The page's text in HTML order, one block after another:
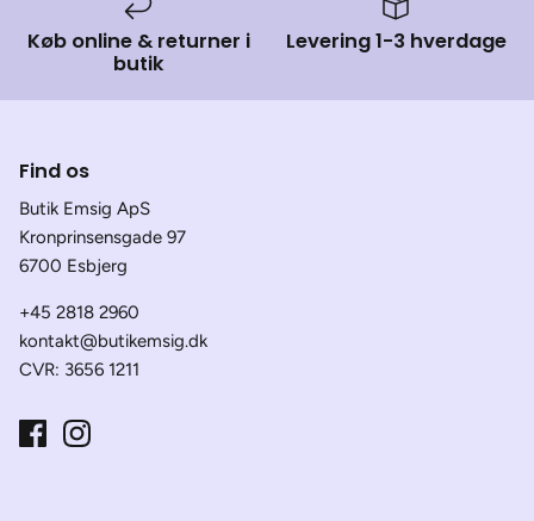
Køb online & returner i
butik
Levering 1-3 hverdage
Find os
Butik Emsig ApS
Kronprinsensgade 97
6700 Esbjerg
+45 2818 2960
kontakt@butikemsig.dk
CVR: 3656 1211